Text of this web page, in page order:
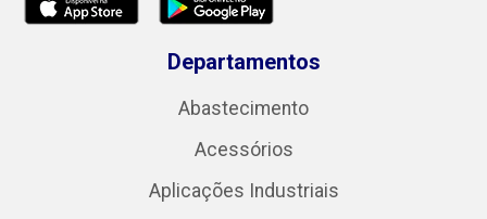
Departamentos
Abastecimento
Acessórios
Aplicações Industriais